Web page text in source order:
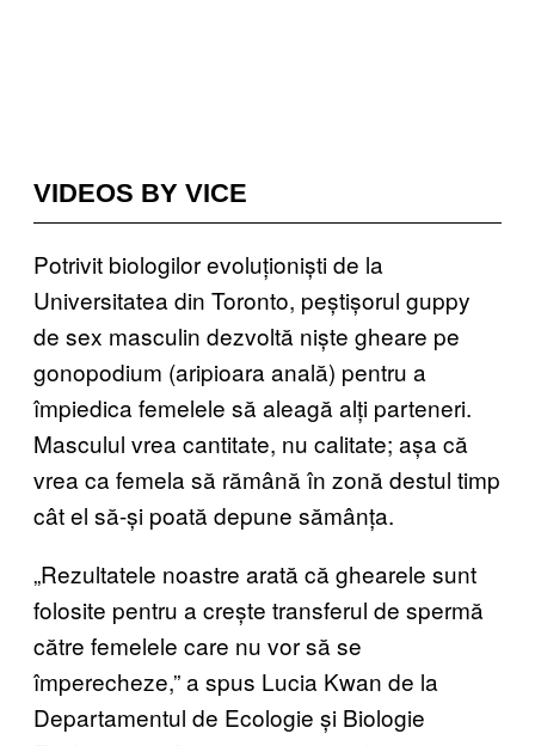
VIDEOS BY VICE
Potrivit biologilor evoluționiști de la
Universitatea din Toronto, peștișorul guppy
de sex masculin dezvoltă niște gheare pe
gonopodium (aripioara anală) pentru a
împiedica femelele să aleagă alți parteneri.
Masculul vrea cantitate, nu calitate; așa că
vrea ca femela să rămână în zonă destul timp
cât el să-și poată depune sămânța.
„Rezultatele noastre arată că ghearele sunt
folosite pentru a crește transferul de spermă
către femelele care nu vor să se
împerecheze,” a spus Lucia Kwan de la
Departamentul de Ecologie și Biologie